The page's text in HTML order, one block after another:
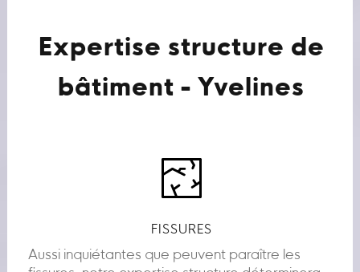
Expertise structure de
bâtiment - Yvelines
FISSURES
Aussi inquiétantes que peuvent paraître les